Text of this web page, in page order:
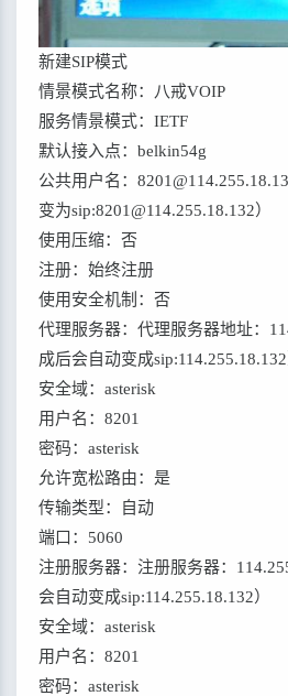
新建SIP模式
情景模式名称：八戒VOIP
服务情景模式：IETF
默认接入点：belkin54g
公共用户名：
变为sip:8201@114.255.18.132）
使用压缩：否
注册：始终注册
使用安全机制：否
代理服务器：代理服务器地址：
成后会自动变成sip:114.255.18.132
安全域：asterisk
用户名：8201
密码：asterisk
允许宽松路由：是
传输类型：自动
端口：5060
注册服务器：注册服务器：
会自动变成sip:114.255.18.132）
安全域：asterisk
用户名：8201
密码：asterisk